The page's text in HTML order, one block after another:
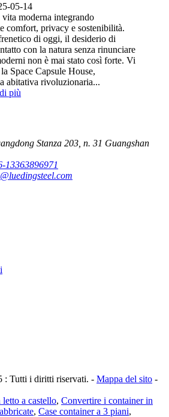
05-14
moderna integrando
comfort, privacy e sostenibilità.
di oggi, il desiderio di
con la natura senza rinunciare
non è mai stato così forte. Vi
Space Capsule House,
abitativa rivoluzionaria...
più
Stanza 203, n. 31 Guangshan
13363896971
: Tutti i diritti riservati. - Mappa del sito -
a castello, Convertire i container in
, Case container a 3 piani,